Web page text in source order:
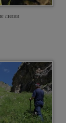
лилии